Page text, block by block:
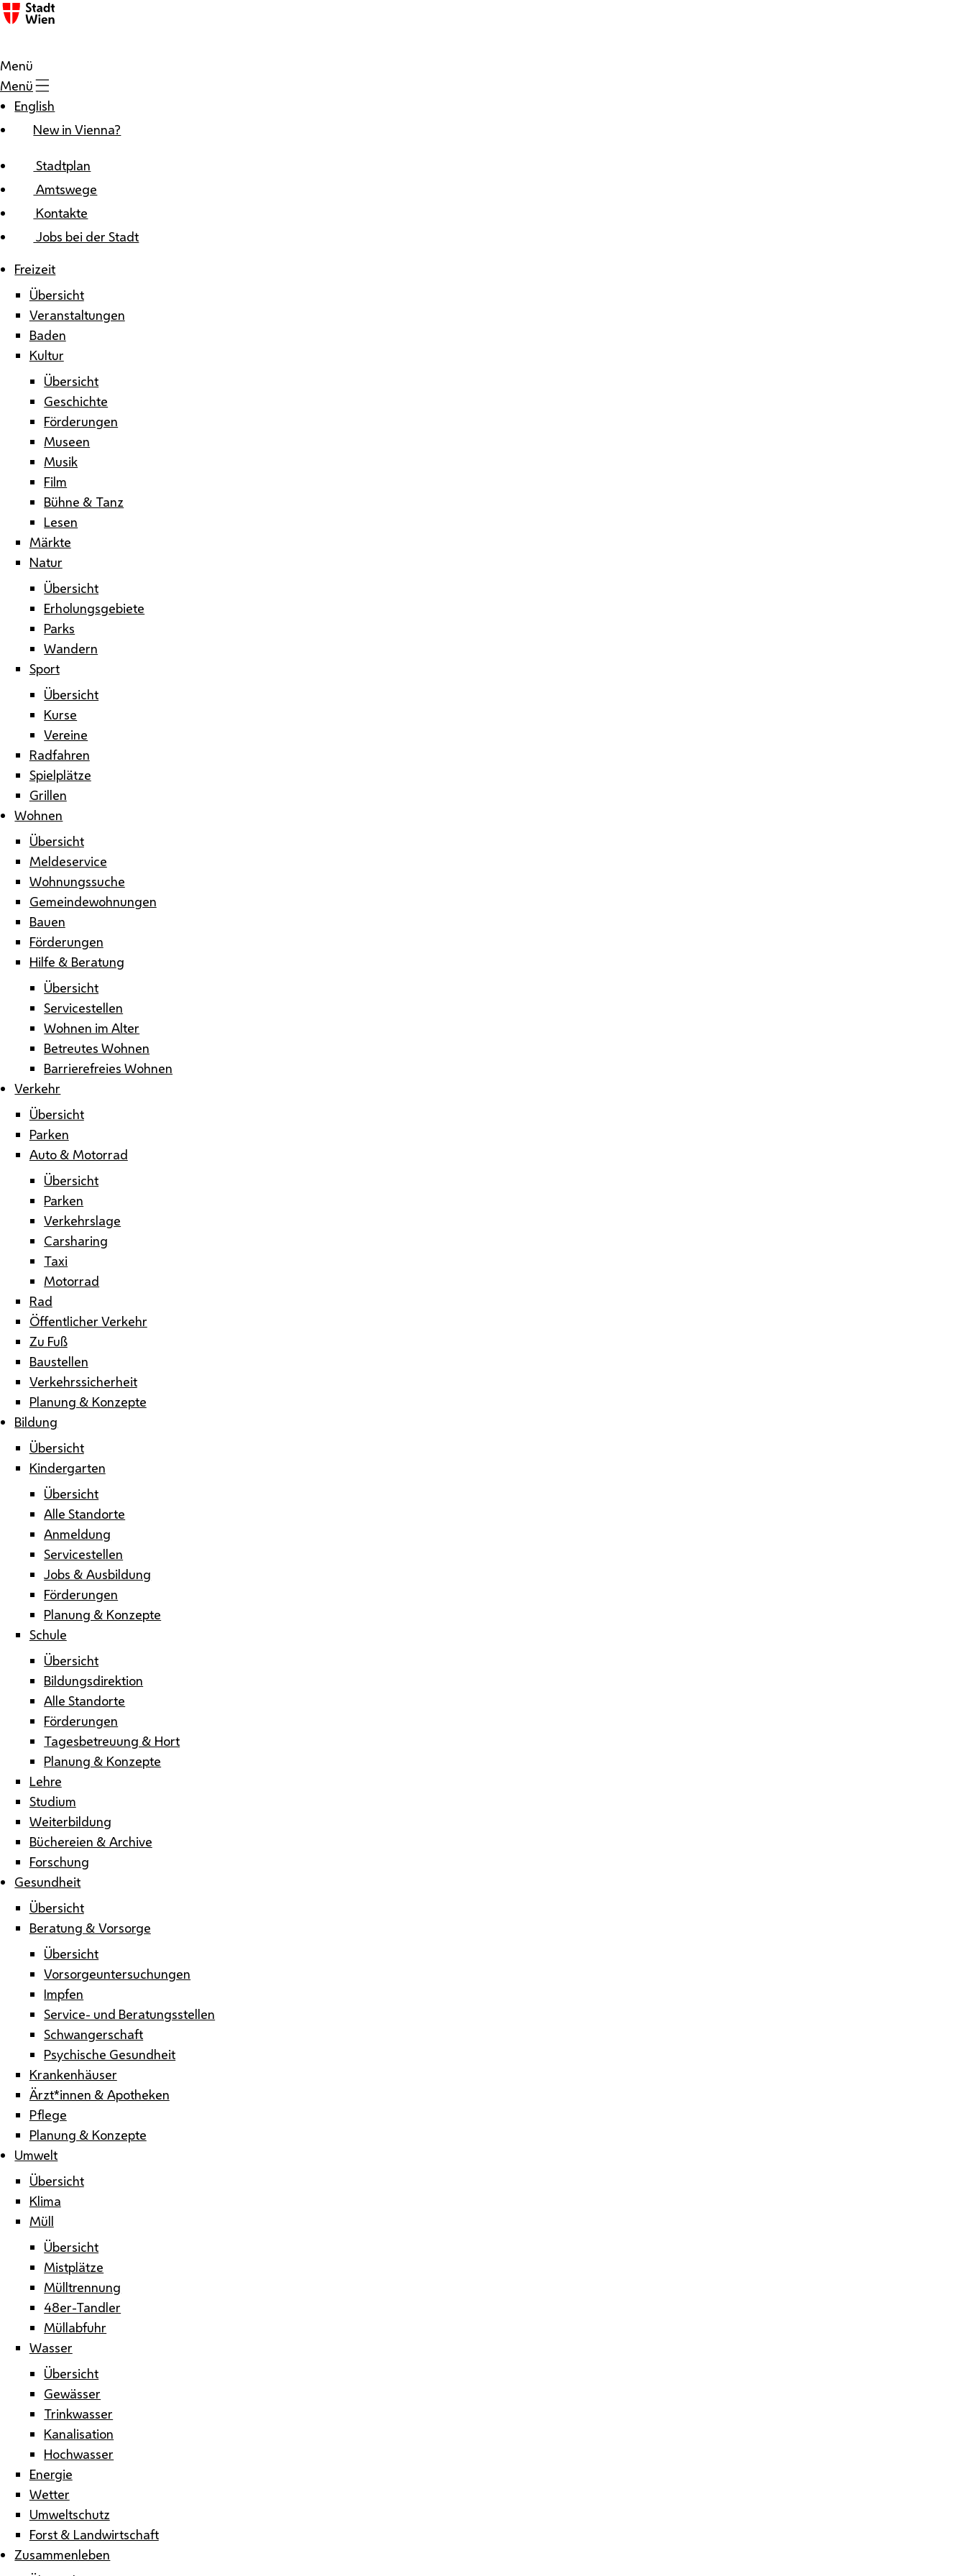
Zum Inhalt
Menü
Menü
English
New in Vienna?
Stadtplan
Amtswege
Kontakte
Jobs bei der Stadt
Freizeit
Übersicht
Veranstaltungen
Baden
Kultur
Übersicht
Geschichte
Förderungen
Museen
Musik
Film
Bühne & Tanz
Lesen
Märkte
Natur
Übersicht
Erholungsgebiete
Parks
Wandern
Sport
Übersicht
Kurse
Vereine
Radfahren
Spielplätze
Grillen
Wohnen
Übersicht
Meldeservice
Wohnungssuche
Gemeindewohnungen
Bauen
Förderungen
Hilfe & Beratung
Übersicht
Servicestellen
Wohnen im Alter
Betreutes Wohnen
Barrierefreies Wohnen
Verkehr
Übersicht
Parken
Auto & Motorrad
Übersicht
Parken
Verkehrslage
Carsharing
Taxi
Motorrad
Rad
Öffentlicher Verkehr
Zu Fuß
Baustellen
Verkehrssicherheit
Planung & Konzepte
Bildung
Übersicht
Kindergarten
Übersicht
Alle Standorte
Anmeldung
Servicestellen
Jobs & Ausbildung
Förderungen
Planung & Konzepte
Schule
Übersicht
Bildungsdirektion
Alle Standorte
Förderungen
Tagesbetreuung & Hort
Planung & Konzepte
Lehre
Studium
Weiterbildung
Büchereien & Archive
Forschung
Gesundheit
Übersicht
Beratung & Vorsorge
Übersicht
Vorsorgeuntersuchungen
Impfen
Service- und Beratungsstellen
Schwangerschaft
Psychische Gesundheit
Krankenhäuser
Ärzt*innen & Apotheken
Pflege
Planung & Konzepte
Umwelt
Übersicht
Klima
Müll
Übersicht
Mistplätze
Mülltrennung
48er-Tandler
Müllabfuhr
Wasser
Übersicht
Gewässer
Trinkwasser
Kanalisation
Hochwasser
Energie
Wetter
Umweltschutz
Forst & Landwirtschaft
Zusammenleben